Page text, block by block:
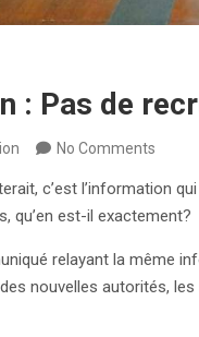
: Pas de
No Comments
c’est l’information
qu’en est-il exactement?
relayant la même
nouvelles autorités,